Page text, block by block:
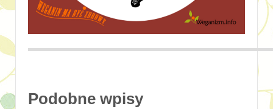
Podobne wpisy